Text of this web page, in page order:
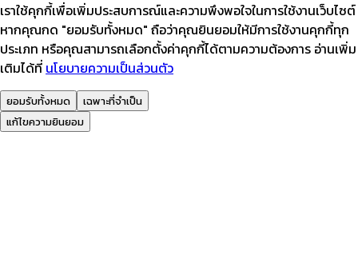
เราใช้คุกกี้เพื่อเพิ่มประสบการณ์และความพึงพอใจในการใช้งานเว็บไซต์
หากคุณกด "ยอมรับทั้งหมด" ถือว่าคุณยินยอมให้มีการใช้งานคุกกี้ทุก
ประเภท หรือคุณสามารถเลือกตั้งค่าคุกกี้ได้ตามความต้องการ อ่านเพิ่ม
เติมได้ที่ นโยบายความเป็นส่วนตัว
ยอมรับทั้งหมด
เฉพาะที่จำเป็น
แก้ไขความยินยอม